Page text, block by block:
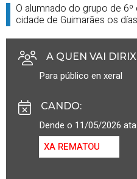
O alumnado do grupo de
cidade de Guimarães os
A QUEN VAI
Para público en xeral
CANDO:
Dende o 11/05/2026
XA REMATOU